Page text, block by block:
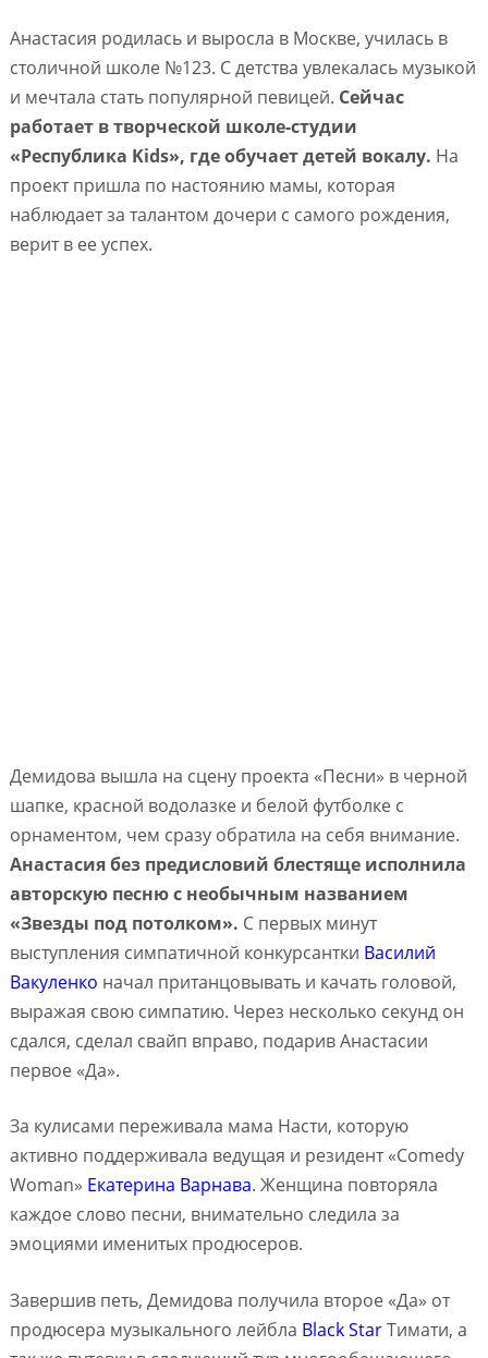
Анастасия родилась и выросла в Москве, училась в
столичной школе №123. С детства увлекалась музыкой
и мечтала стать популярной певицей. Сейчас
работает в творческой школе-студии
«Республика Kids», где обучает детей вокалу. На
проект пришла по настоянию мамы, которая
наблюдает за талантом дочери с самого рождения,
верит в ее успех.
Демидова вышла на сцену проекта «Песни» в черной
шапке, красной водолазке и белой футболке с
орнаментом, чем сразу обратила на себя внимание.
Анастасия без предисловий блестяще исполнила
авторскую песню с необычным названием
«Звезды под потолком». С первых минут
выступления симпатичной конкурсантки Василий
Вакуленко начал пританцовывать и качать головой,
выражая свою симпатию. Через несколько секунд он
сдался, сделал свайп вправо, подарив Анастасии
первое «Да».
За кулисами переживала мама Насти, которую
активно поддерживала ведущая и резидент «Comedy
Woman» Екатерина Варнава. Женщина повторяла
каждое слово песни, внимательно следила за
эмоциями именитых продюсеров.
Завершив петь, Демидова получила второе «Да» от
продюсера музыкального лейбла Black StarТимати, а